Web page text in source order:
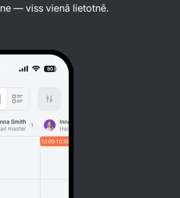
— viss vienā lietotnē.